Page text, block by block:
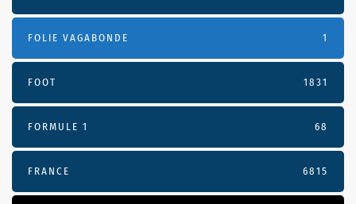
FOLIE VAGABONDE 1
FOOT 1831
FORMULE 1 68
FRANCE 6815